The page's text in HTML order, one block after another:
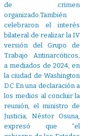
de crimen
organizado.También
celebraron el interés
bilateral de realizar la IV
versión del Grupo de
Trabajo Antinarcóticos,
a mediados de 2024, en
la ciudad de Washington
D.C.En una declaración a
los medios al concluir la
reunión, el ministro de
Justicia, Néstor Osuna,
expresó que “el